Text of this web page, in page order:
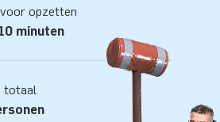
je Slide Combo inflatable nou gaat
van je springkasteel!
opzetten
minuten
totaal